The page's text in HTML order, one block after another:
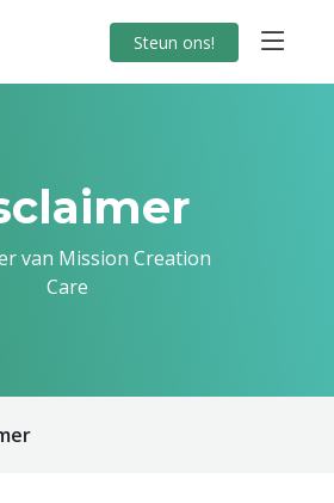
Steun ons!
van Mission Creation
Care